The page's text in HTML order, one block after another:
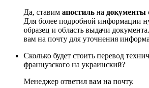
Да, ставим апостиль на документы
Для более подробной информации
образец и область выдачи
вам на почту для уточнения
Сколько будет стоить перевод
французского на украинский?
Менеджер ответил вам на почту.